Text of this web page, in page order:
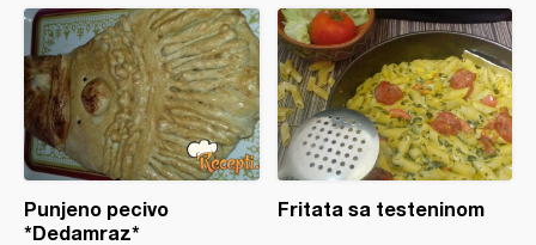
Punjeno pecivo
*Dedamraz*
Fritata sa testeninom